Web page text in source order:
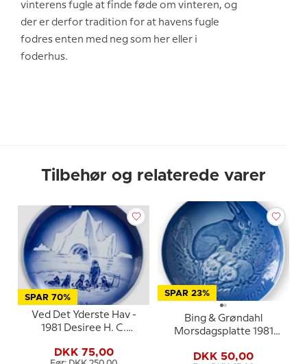
vinterens fugle at finde føde om vinteren, og
der er derfor tradition for at havens fugle
fodres enten med neg som her eller i
foderhus.
Tilbehør og relaterede varer
SPAR 70%
Ved Det Yderste Hav -
1981 Desiree H. C.
DKK 75,00
SPAR 23%
Bing & Grøndahl
Morsdagsplatte 1981
DKK 50,00